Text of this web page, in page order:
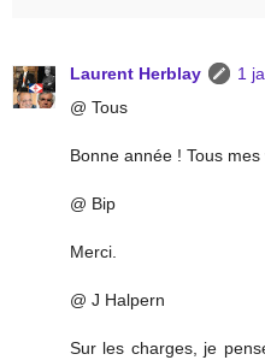
Laurent Herblay
1
@ Tous
Bonne année ! Tous
@ Bip
Merci.
@ J Halpern
Sur les charges, je